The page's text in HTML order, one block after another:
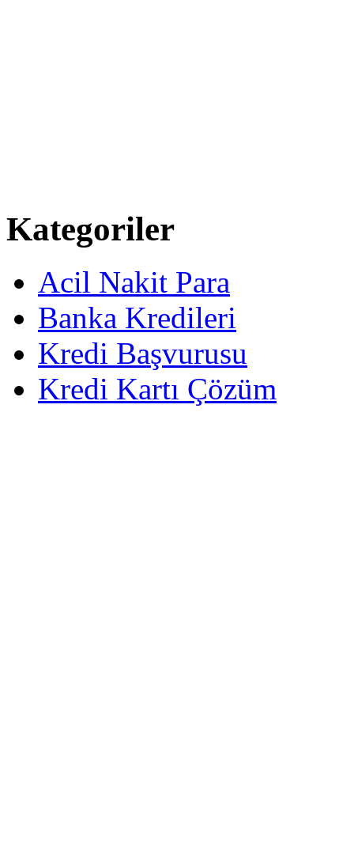
Kategoriler
Acil Nakit Para
Banka Kredileri
Kredi Başvurusu
Kredi Kartı Çözüm